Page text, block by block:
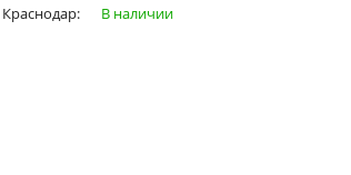
Краснодар: В наличии